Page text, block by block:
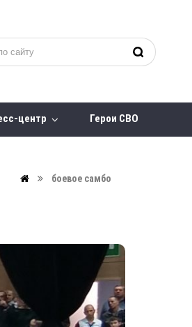
центр Герои СВО
боевое самбо